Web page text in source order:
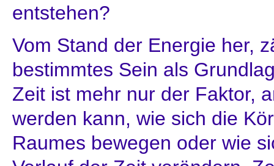
entstehen?
Vom Stand der Energie her,
bestimmtes Sein als
Zeit ist mehr nur der Faktor,
werden kann, wie sich die
Raumes bewegen oder wie